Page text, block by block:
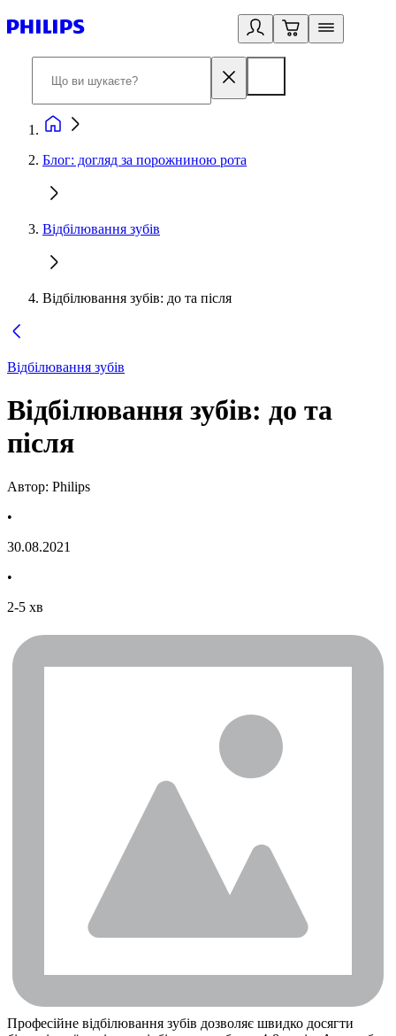
Блог: догляд за порожниною рота
Відбілювання зубів
Відбілювання зубів: до та після
Відбілювання зубів
Відбілювання зубів: до та
після
Автор: Philips
•
30.08.2021
•
2-5 хв
Професійне відбілювання зубів дозволяє швидко досягти